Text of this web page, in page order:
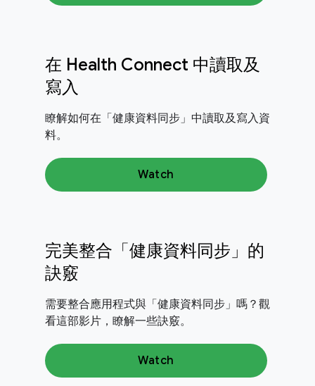
在 Health Connect 中讀取及
寫入
瞭解如何在「健康資料同步」中讀取及寫入資
料。
Watch
完美整合「健康資料同步」的
訣竅
需要整合應用程式與「健康資料同步」嗎？觀
看這部影片，瞭解一些訣竅。
Watch